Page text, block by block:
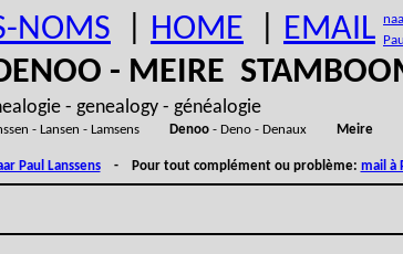
NOMS HOME EMAIL
- MEIRE
- genealogy - généalogie
- Lansen - Lamsens Denoo- Deno - Denaux Meire
Paul Lanssens- Pour tout complément ou problème: mail à